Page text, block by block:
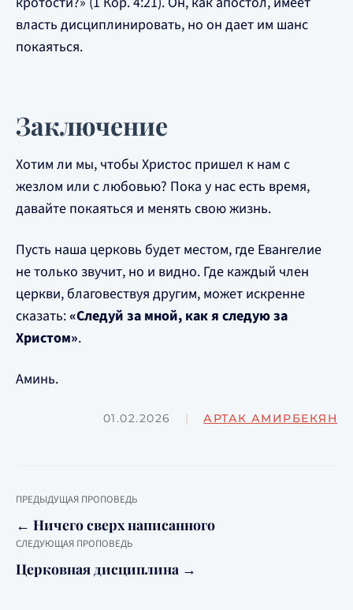
власть дисциплинировать, но он дает им шанс
покаяться.
Заключение
Хотим ли мы, чтобы Христос пришел к нам с
жезлом или с любовью? Пока у нас есть время,
давайте покаяться и менять свою жизнь.
Пусть наша церковь будет местом, где Евангелие
не только звучит, но и видно. Где каждый член
церкви, благовествуя другим, может искренне
сказать:«Следуй за мной, как я следую за
Христом».
Аминь.
01.02.2026 | АРТАК АМИРБЕКЯН
ПРЕДЫДУЩАЯ ПРОПОВЕДЬ
← Ничего сверх написанного
СЛЕДУЮЩАЯ ПРОПОВЕДЬ
Церковная дисциплина →